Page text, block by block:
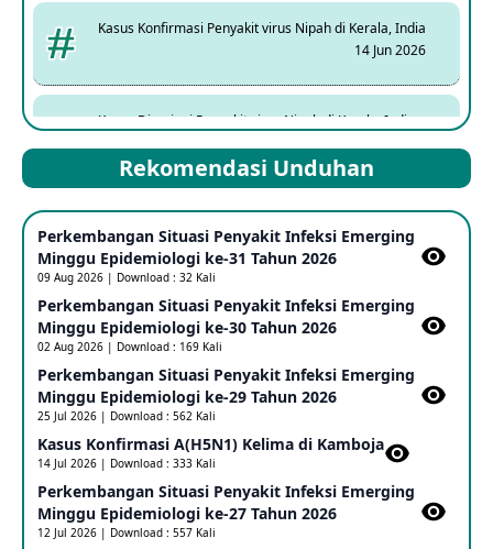
Kasus Konfirmasi Penyakit virus Nipah di Kerala, India
14 Jun 2026
Kasus Dicurigai Penyakit virus Nipah di Kerala, India
Mpox Clade 1b di Taiwan
25 May 2026
Update Informasi PHEIC Penyakit Ebola
23 May 2026
Penetapan Outbreak Penyakit Ebola di RD Kongo dan
Uganda Sebagai PHEIC
17 May 2026
Outbreak Penyakti Ebola di RD Kongo
16 May 2026
Rekomendasi Unduhan
Perkembangan Situasi Penyakit Infeksi Emerging
Minggu Epidemiologi ke-31 Tahun 2026
09 Aug 2026 | Download : 32 Kali
Perkembangan Situasi Penyakit Infeksi Emerging
Minggu Epidemiologi ke-30 Tahun 2026
02 Aug 2026 | Download : 169 Kali
Perkembangan Situasi Penyakit Infeksi Emerging
Minggu Epidemiologi ke-29 Tahun 2026
25 Jul 2026 | Download : 562 Kali
Kasus Konfirmasi A(H5N1) Kelima di Kamboja​
14 Jul 2026 | Download : 333 Kali
Perkembangan Situasi Penyakit Infeksi Emerging
Minggu Epidemiologi ke-27 Tahun 2026
12 Jul 2026 | Download : 557 Kali